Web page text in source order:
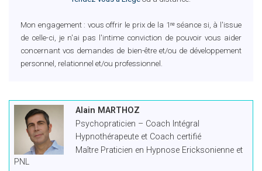
Mon engagement : vous offrir le prix de la 1ʳᵉ séance si, à l'issue
de celle-ci, je n'ai pas l'intime conviction de pouvoir vous aider
concernant vos demandes de bien-être et/ou de développement
personnel, relationnel et/ou professionnel.
Alain MARTHOZ
Psychopraticien – Coach Intégral
Hypnothérapeute et Coach certifié
Maître Praticien en Hypnose Ericksonienne et
PNL